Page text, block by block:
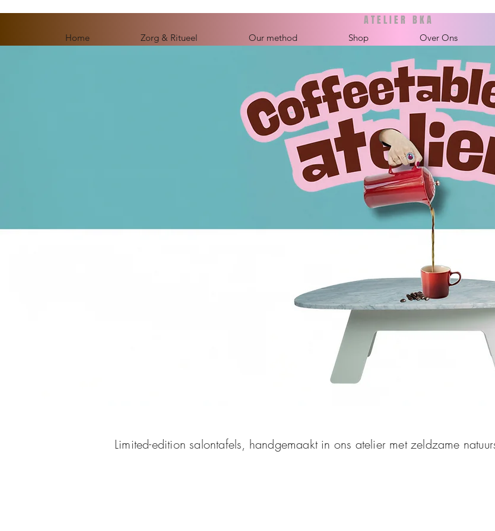
ATELIER BKA
Home Zorg & Ritueel Our method Shop Over Ons
Limited-edition salontafels, handgemaakt in ons atelier met zeldzame